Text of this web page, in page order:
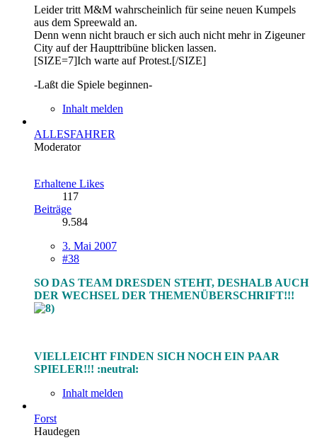
Leider tritt M&M wahrscheinlich für seine neuen Kumpels
aus dem Spreewald an.
Denn wenn nicht brauch er sich auch nicht mehr in Zigeuner
City auf der Haupttribüne blicken lassen.
[SIZE=7]Ich warte auf Protest.[/SIZE]
-Laßt die Spiele beginnen-
Inhalt melden
ALLESFAHRER
Moderator
Erhaltene Likes
117
Beiträge
9.584
3. Mai 2007
#38
SO DAS TEAM DRESDEN STEHT, DESHALB AUCH
DER WECHSEL DER THEMENÜBERSCHRIFT!!!
VIELLEICHT FINDEN SICH NOCH EIN PAAR
SPIELER!!! :neutral:
Inhalt melden
Forst
Haudegen